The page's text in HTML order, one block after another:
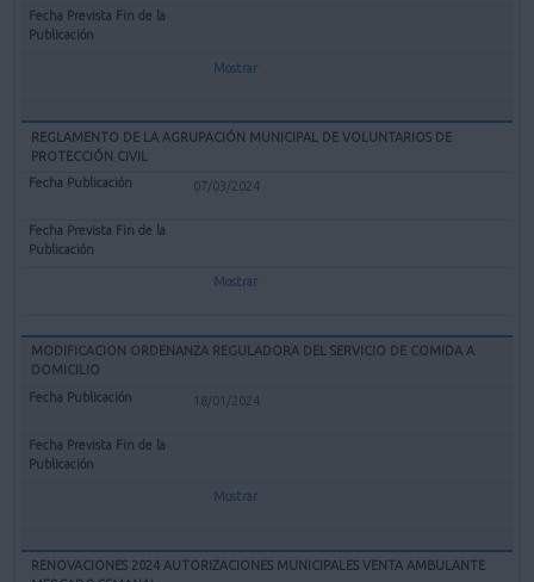
Mostrar
REGLAMENTO DE LA AGRUPACIÓN MUNICIPAL DE VOLUNTARIOS DE
PROTECCIÓN CIVIL
07/03/2024
Mostrar
MODIFICACION ORDENANZA REGULADORA DEL SERVICIO DE COMIDA A
DOMICILIO
18/01/2024
Mostrar
RENOVACIONES 2024 AUTORIZACIONES MUNICIPALES VENTA AMBULANTE